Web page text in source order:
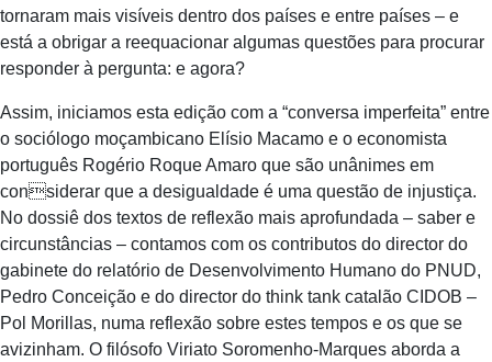
tornaram mais visíveis dentro dos países e entre países – e
está a obrigar a reequacionar algumas questões para procurar
responder à pergunta: e agora?
Assim, iniciamos esta edição com a “conversa imperfeita” entre
o sociólogo moçambicano Elísio Macamo e o economista
português Rogério Roque Amaro que são unânimes em
considerar que a desigualdade é uma questão de injustiça.
No dossiê dos textos de reflexão mais aprofundada – saber e
circunstâncias – contamos com os contributos do director do
gabinete do relatório de Desenvolvimento Humano do PNUD,
Pedro Conceição e do director do think tank catalão CIDOB –
Pol Morillas, numa reflexão sobre estes tempos e os que se
avizinham. O filósofo Viriato Soromenho-Marques aborda a